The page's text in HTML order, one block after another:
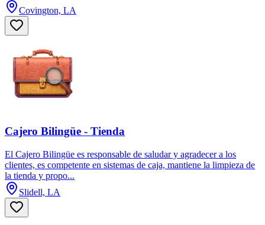
Covington, LA
Cajero Bilingüe - Tienda
El Cajero Bilingüe es responsable de saludar y agradecer a los
clientes, es competente en sistemas de caja, mantiene la limpieza de
la tienda y propo...
Slidell, LA